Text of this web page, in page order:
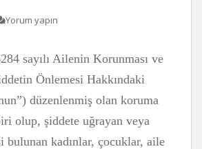
Yorum yapın
sayılı Ailenin Korunması ve
Önlemesi Hakkındaki
düzenlenmiş olan koruma
olup, şiddete uğrayan veya
bulunan kadınlar, çocuklar, aile